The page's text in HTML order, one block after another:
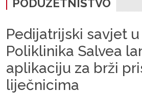
PODUZETNIŠTVO
Pedijatrijski savjet
Poliklinika Salvea
aplikaciju za brži
liječnicima